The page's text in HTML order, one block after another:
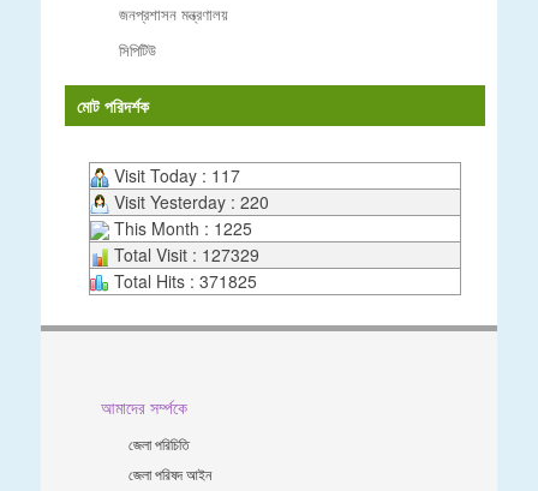
জনপ্রশাসন মন্ত্রণালয়
সিপিটিউ
মোট পরিদর্শক
Visit Today : 117
Visit Yesterday : 220
This Month : 1225
Total Visit : 127329
Total Hits : 371825
আমাদের সর্ম্পকে
জেলা পরিচিতি
জেলা পরিষদ আইন